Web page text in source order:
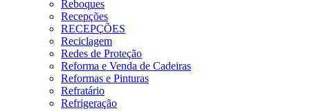
Reboques
Recepções
RECEPÇÕES
Reciclagem
Redes de Proteção
Reforma e Venda de Cadeiras
Reformas e Pinturas
Refratário
Refrigeração